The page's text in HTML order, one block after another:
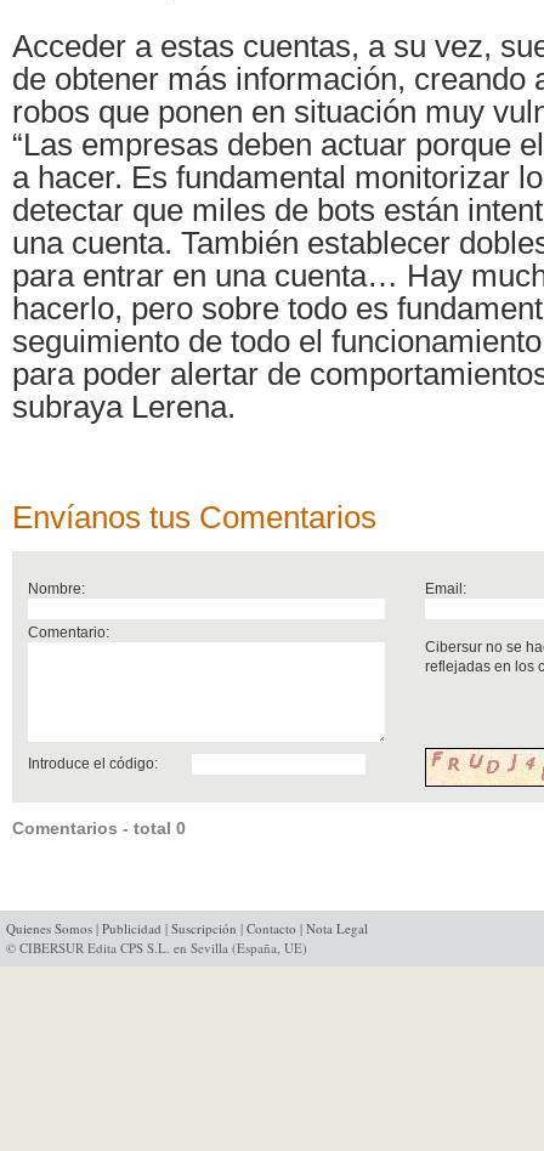
Acceder a estas cuentas, a su vez,
de obtener más información, creando
robos que ponen en situación muy
“Las empresas deben actuar porque
a hacer. Es fundamental monitorizar
detectar que miles de bots están
una cuenta. También establecer
para entrar en una cuenta… Hay
hacerlo, pero sobre todo es
seguimiento de todo el
para poder alertar de
subraya Lerena.
Envíanos tus Comentarios
Nombre: Email:
Comentario:
Cibersur no se
reflejadas en los
Introduce el código:
Comentarios - total 0
Quienes Somos | Publicidad | Suscripción | Contacto | Nota Legal
© CIBERSUR Edita CPS S.L. en Sevilla (España, UE)